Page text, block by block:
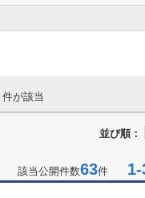
件が該当
並び順：
該当公開件数63件 1-